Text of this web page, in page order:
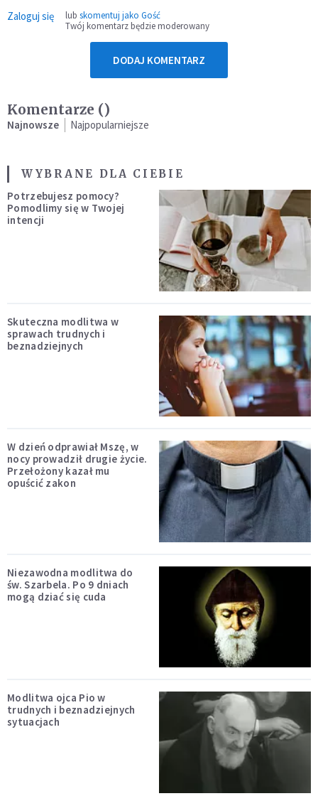
Zaloguj się lub skomentuj jako Gość
Twój komentarz będzie moderowany
DODAJ KOMENTARZ
Komentarze ()
Najnowsze Najpopularniejsze
WYBRANE DLA CIEBIE
Potrzebujesz pomocy?
Pomodlimy się w Twojej
intencji
Skuteczna modlitwa w
sprawach trudnych i
beznadziejnych
W dzień odprawiał Mszę, w
nocy prowadził drugie życie.
Przełożony kazał mu
opuścić zakon
Niezawodna modlitwa do
św. Szarbela. Po 9 dniach
mogą dziać się cuda
Modlitwa ojca Pio w
trudnych i beznadziejnych
sytuacjach